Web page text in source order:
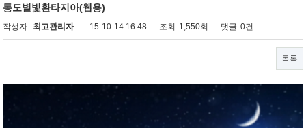
통도별빛환타지아(웹용)
작성자 최고관리자 15-10-14 16:48 조회 1,550회 댓글 0건
목록